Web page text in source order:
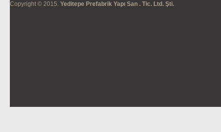
Copyright © 2015. Yeditepe Prefabrik Yapı San . Tic. Ltd. Şti.